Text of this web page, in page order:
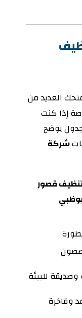
العديد من
إذا كنت
يوضح
شركة
قصور
للبيئة
وفاخرة